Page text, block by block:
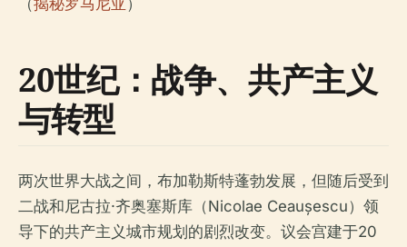
（揭秘罗马尼亚 ）
20世纪：战争、共产主义
与转型
两次世界大战之间，布加勒斯特蓬勃发展，但随后受到
二战和尼古拉·齐奥塞斯库（Nicolae Ceaușescu）领
导下的共产主义城市规划的剧烈改变。议会宫建于20